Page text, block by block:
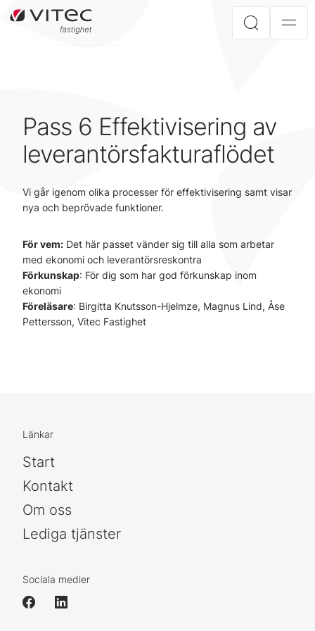
Pass 6 Effektivisering av
leverantörsfakturaflödet
Vi går igenom olika processer för effektivisering samt visar
nya och beprövade funktioner.
För vem: Det här passet vänder sig till alla som arbetar
med ekonomi och leverantörsreskontra
Förkunskap: För dig som har god förkunskap inom
ekonomi
Föreläsare: Birgitta Knutsson-Hjelmze, Magnus Lind, Åse
Pettersson, Vitec Fastighet
Länkar
Start
Kontakt
Om oss
Lediga tjänster
Sociala medier